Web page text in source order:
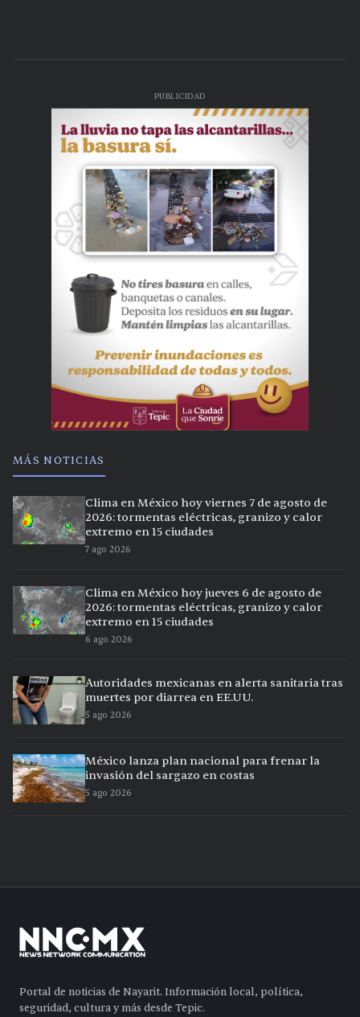
PUBLICIDAD
MÁS NOTICIAS
Clima en México hoy viernes 7 de agosto de
2026: tormentas eléctricas, granizo y calor
extremo en 15 ciudades
7 ago 2026
Clima en México hoy jueves 6 de agosto de
2026: tormentas eléctricas, granizo y calor
extremo en 15 ciudades
6 ago 2026
Autoridades mexicanas en alerta sanitaria tras
muertes por diarrea en EE.UU.
5 ago 2026
México lanza plan nacional para frenar la
invasión del sargazo en costas
5 ago 2026
Portal de noticias de Nayarit. Información local, política,
seguridad, cultura y más desde Tepic.